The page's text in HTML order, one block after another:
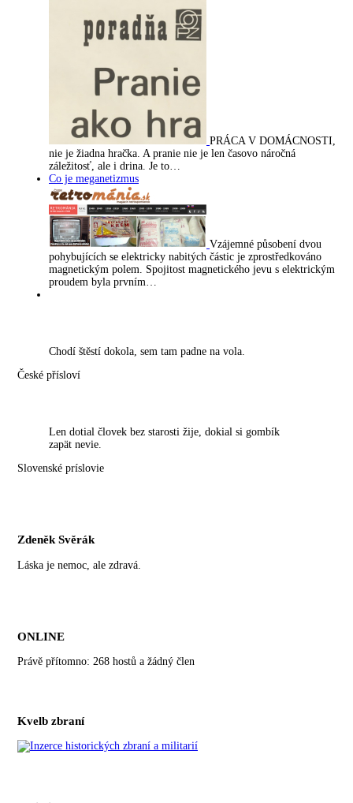
PRÁCA V DOMÁCNOSTI,
nie je žiadna hračka. A pranie nie je len časovo náročná
záležitosť, ale i drina. Je to…
Co je meganetizmus
Vzájemné působení dvou
pohybujících se elektricky nabitých částic je zprostředkováno
magnetickým polem. Spojitost magnetického jevu s elektrickým
proudem byla prvním…
Chodí štěstí dokola, sem tam padne na vola.
České přísloví
Len dotial človek bez starosti žije, dokial si gombík
zapät nevie.
Slovenské príslovie
Zdeněk Svěrák
Láska je nemoc, ale zdravá.
ONLINE
Právě přítomno: 268 hostů a žádný člen
Kvelb zbraní